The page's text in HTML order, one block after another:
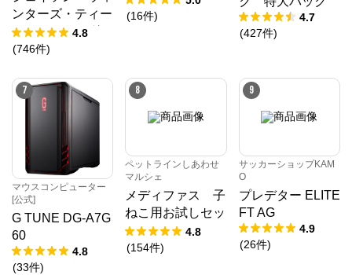
ンターズ・ティー
(JWティー) １箱
1.2g×30袋入り
4.8
(746件)
(16件)
4.7
(427件)
7
マウスコンピューター
[公式]
G TUNE DG-A7G
60
4.8
(33件)
8
ペットラインしあわせ
マルシェ
メディファス 子
ねこ用お試しセッ
ト [しあわせマル
シェ 数量限定
4.8
(154件)
9
サッカーショップKAM
O
プレデター ELITE
FT AG
4.9
(26件)